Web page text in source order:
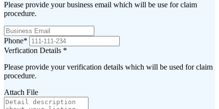
Please provide your business email which will be use for claim
procedure.
Phone*
Verfication Details *
Please provide your verification details which will be used for claim
procedure.
Attach File